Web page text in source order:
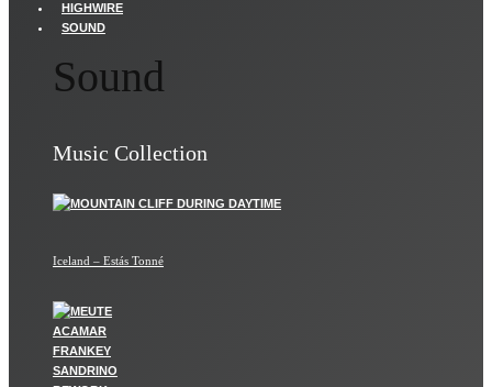
HIGHWIRE
SOUND
Sound
Music Collection
Iceland – Estás Tonné